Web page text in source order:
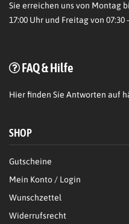
Sie erreichen uns von Montag
17:00 Uhr und Freitag von 07:30
FAQ & Hilfe
Hierfinden Sie Antworten auf
SHOP
Gutscheine
Mein Konto / Login
Wunschzettel
Widerrufsrecht